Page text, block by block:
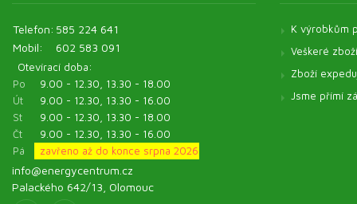
Telefon: 585 224 641
Mobil:
602 583 091
Otevírací doba:
Po
9.00 - 12.30, 13.30 - 18.00
Út
9.00 - 12.30, 13.30 - 16.00
St
9.00 - 12.30, 13.30 - 18.00
Čt
9.00 - 12.30, 13.30 - 16.00
Pá
zavřeno až do konce srpna 2026
info@energycentrum.cz
Palackého 642/13, Olomouc
K výrobkům
Veškeré
Zboží
Jsme přímí